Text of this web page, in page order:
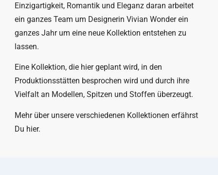
Einzigartigkeit, Romantik und Eleganz daran arbeitet
ein ganzes Team um Designerin Vivian Wonder ein
ganzes Jahr um eine neue Kollektion entstehen zu
lassen.
Eine Kollektion, die hier geplant wird, in den
Produktionsstätten besprochen wird und durch ihre
Vielfalt an Modellen, Spitzen und Stoffen überzeugt.
Mehr über unsere verschiedenen Kollektionen erfährst
Du hier.